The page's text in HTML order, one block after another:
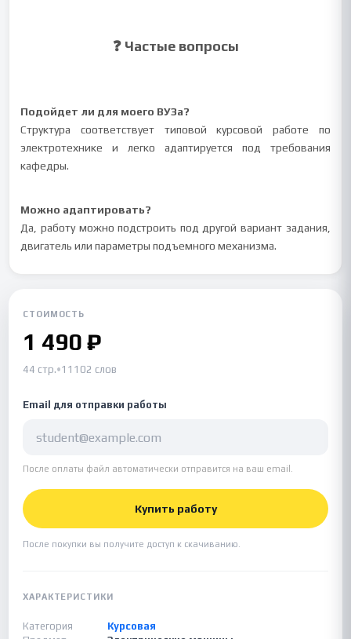
❓ Частые вопросы
Подойдет ли для моего ВУЗа?
Структура соответствует типовой курсовой работе по
электротехнике и легко адаптируется под требования
кафедры.
Можно адаптировать?
Да, работу можно подстроить под другой вариант задания,
двигатель или параметры подъемного механизма.
СТОИМОСТЬ
1 490 ₽
44 стр.•11102 слов
Email для отправки работы
После оплаты файл автоматически отправится на ваш email.
Купить работу
После покупки вы получите доступ к скачиванию.
ХАРАКТЕРИСТИКИ
Категория
Курсовая